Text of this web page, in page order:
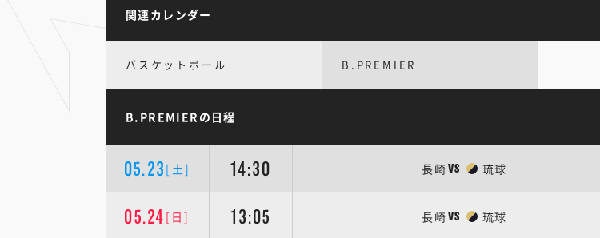
関連カレンダー
バスケットボール B.PREMIER
B.PREMIERの日程
05.23 [土] 14:30 長崎VS 琉球
05.24 [日] 13:05 長崎VS 琉球